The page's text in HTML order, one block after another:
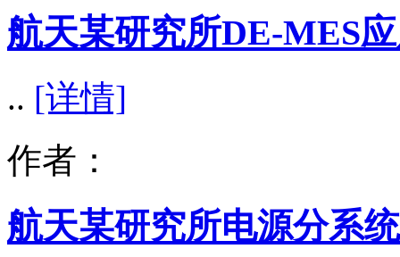
航天某研究所DE-MES
.. [详情]
作者：
航天某研究所电源分系